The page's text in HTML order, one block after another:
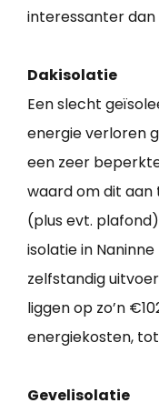
interessanter
Dakisolatie
Een slecht
energie verloren
een zeer
waard om dit aan
(plus evt.
isolatie in
zelfstandig
liggen op zo’n
energiekosten,
Gevelisolatie